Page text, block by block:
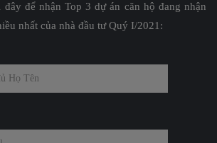
để nhận Top 3 dự án căn hộ đang nhận
nhất của nhà đầu tư Quý I/2021: